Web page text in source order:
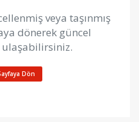
veya taşınmış
dönerek güncel
Dön